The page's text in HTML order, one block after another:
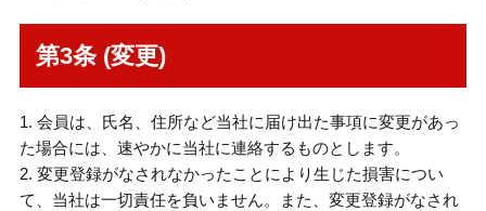
第3条 (変更)
1. 会員は、氏名、住所など当社に届け出た事項に変更があっ
た場合には、速やかに当社に連絡するものとします。
2. 変更登録がなされなかったことにより生じた損害につい
て、当社は一切責任を負いません。また、変更登録がなされ